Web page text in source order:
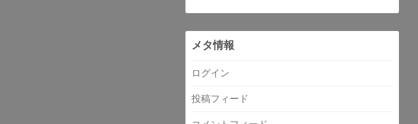
メタ情報
ログイン
投稿フィード